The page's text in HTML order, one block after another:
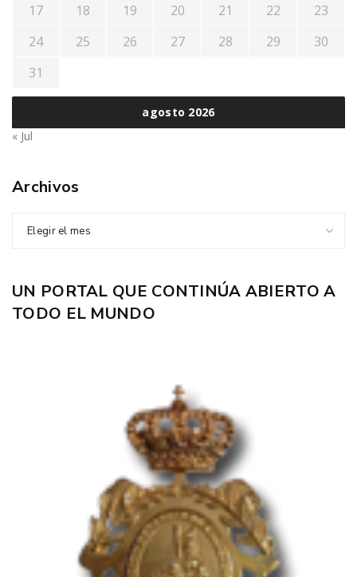
agosto 2026
17
18 19 20 21 22
23
24
25 26 27 28 29
30
31
« Jul
Archivos
Elegir el mes
UN PORTAL QUE CONTINÚA ABIERTO A
TODO EL MUNDO